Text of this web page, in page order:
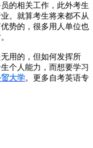
的相关工作，此外考生
。就算考生将来都不从
势的，很多用人单位也
用的，但如何发挥所
个人能力，而想要学习
大学。更多自考英语专